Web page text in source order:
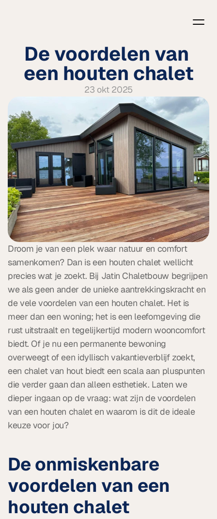
De voordelen van
een houten chalet
23 okt 2025
Droom je van een plek waar natuur en comfort
samenkomen? Dan is een houten chalet wellicht
precies wat je zoekt. Bij Jatin Chaletbouw begrijpen
we als geen ander de unieke aantrekkingskracht en
de vele voordelen van een houten chalet. Het is
meer dan een woning; het is een leefomgeving die
rust uitstraalt en tegelijkertijd modern wooncomfort
biedt. Of je nu een permanente bewoning
overweegt of een idyllisch vakantieverblijf zoekt,
een chalet van hout biedt een scala aan pluspunten
die verder gaan dan alleen esthetiek. Laten we
dieper ingaan op de vraag: wat zijn de voordelen
van een houten chalet en waarom is dit de ideale
keuze voor jou?
De onmiskenbare
voordelen van een
houten chalet